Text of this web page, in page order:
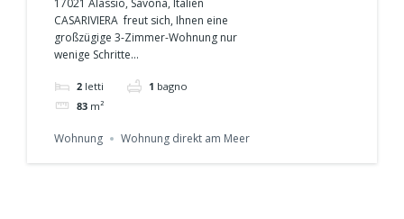
CASARIVIERA freut sich, Ihnen eine
großzügige 3-Zimmer-Wohnung nur
wenige Schritte...
2 letti 1 bagno
83 m²
Wohnung Wohnung direkt am Meer